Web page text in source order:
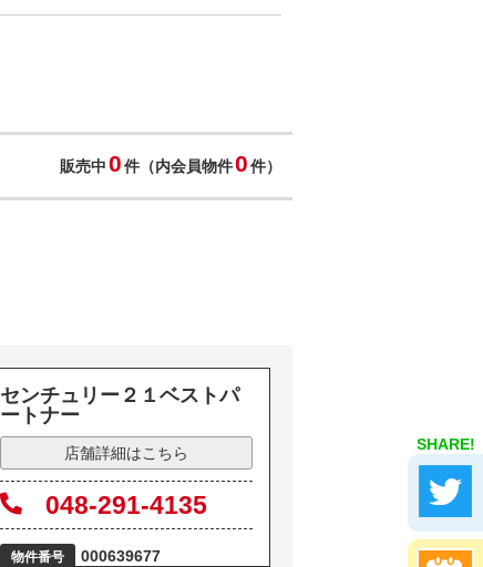
SHARE!
販売中0件（内会員物件0件）
センチュリー２１ベストパ
ートナー
店舗詳細はこちら
048-291-4135
物件番号 000639677